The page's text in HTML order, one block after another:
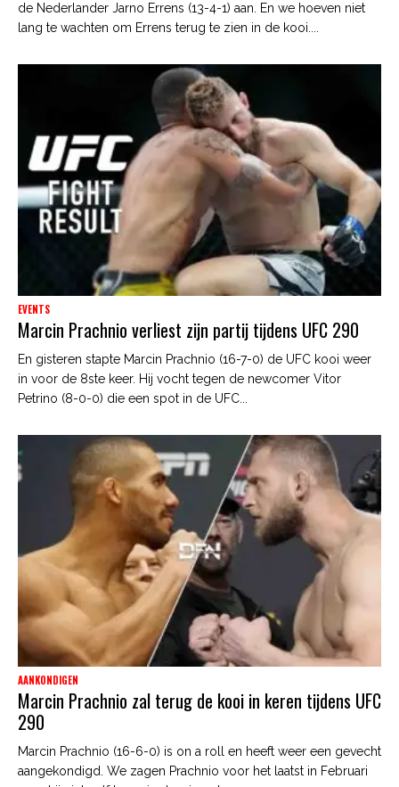
de Nederlander Jarno Errens (13-4-1) aan. En we hoeven niet
lang te wachten om Errens terug te zien in de kooi....
EVENTS
Marcin Prachnio verliest zijn partij tijdens UFC 290
En gisteren stapte Marcin Prachnio (16-7-0) de UFC kooi weer
in voor de 8ste keer. Hij vocht tegen de newcomer Vitor
Petrino (8-0-0) die een spot in de UFC...
AANKONDIGEN
Marcin Prachnio zal terug de kooi in keren tijdens UFC
290
Marcin Prachnio (16-6-0) is on a roll en heeft weer een gevecht
aangekondigd. We zagen Prachnio voor het laatst in Februari